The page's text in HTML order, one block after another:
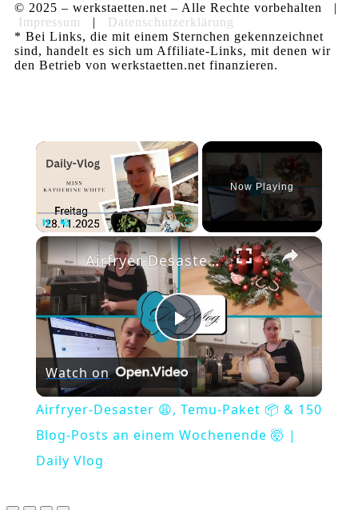
© 2025 – werkstaetten.net – Alle Rechte vorbehalten |
Impressum
| Datenschutzerklärung
* Bei Links, die mit einem Sternchen gekennzeichnet
sind, handelt es sich um Affiliate-Links, mit denen wir
den Betrieb von werkstaetten.net finanzieren.
×
Unmute Fullscreen
Now Playing
×
Play
Video
Airfryer-Desaster 😩, Temu-Paket 📦 & 150 Blog-Posts an einem Wochenende 🤯 | Daily Vlog
Watch on
Airfryer-Desaster 😩, Temu-Paket 📦 & 150
Blog-Posts an einem Wochenende 🤯 |
Daily Vlog